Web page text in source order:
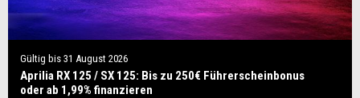
Gültig bis 31 August 2026
Aprilia RX 125 / SX 125: Bis zu 250€ Führerscheinbonus
oder ab 1,99% finanzieren